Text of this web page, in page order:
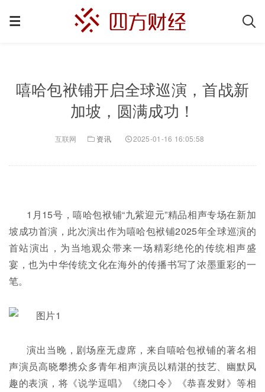
嘻哈包袱铺开启全球巡演，首战新
加坡，圆满成功！
互联网 资讯 2025-01-16 16:05:58
1月15号，嘻哈包袱铺“九紫迎元”精品相声专场在新加
坡成功首演，此次演出作为嘻哈包袱铺2025年全球巡演的
首站演出，为当地观众带来一场精彩绝伦的传统相声盛
宴，也为中华传统文化在海外的传播书写了浓墨重彩的一
笔。
演出当晚，剧场座无虚席，来自嘻哈包袱铺的著名相
声演员高晓攀携众多青年相声演员以精湛的技艺、幽默风
趣的表演，将《说学逗唱》《绕口令》《恭喜发财》等相